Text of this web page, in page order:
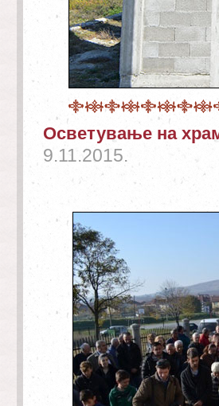
Осветување на
9.11.2015.